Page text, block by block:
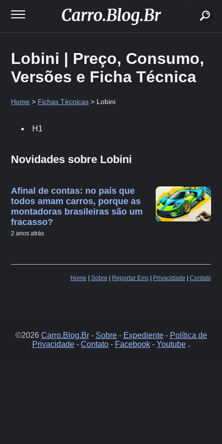
Lobini | Preço, Consumo,
Versões e Ficha Técnica
Home > Fichas Técnicas > Lobini
H1
Novidades sobre Lobini
Afinal de contas: no país que
todos amam carros, porque as
montadoras brasileiras são um
fracasso?
2 anos atrás
Home Sobre Reportar Erro| Privacidade Contato
©2026 Carro.Blog.Br- Sobre- Expediente- Política de
Privacidade - Contato - Facebook - Youtube .